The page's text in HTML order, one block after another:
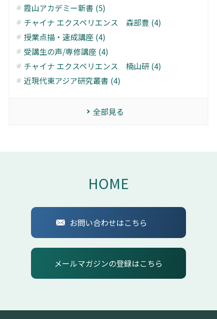
霞山アカデミー新書 (5)
チャイナ エクスペリエンス 森部豊 (4)
授業点描・速成講座 (4)
受講生の声/専修講座 (4)
チャイナ エクスペリエンス 楠山研 (4)
近現代東アジア研究叢書 (4)
全部見る
HOME
お問い合わせはこちら
メールマガジンの登録はこちら